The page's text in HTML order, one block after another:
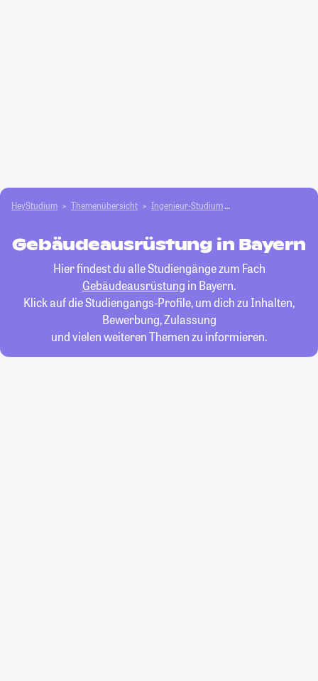
HeyStudium Themenübersicht Ingenieur-Studium
Gebäudeausrüstung in Bayern
Hier findest du alle Studiengänge zum Fach
Gebäudeausrüstung in Bayern.
Klick auf die Studiengangs-Profile, um dich zu Inhalten,
Bewerbung, Zulassung
und vielen weiteren Themen zu informieren.